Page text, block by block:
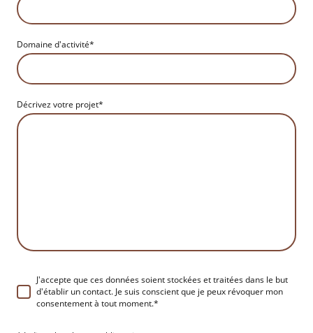
Domaine d'activité*
Décrivez votre projet*
J'accepte que ces données soient stockées et traitées dans le but
d'établir un contact. Je suis conscient que je peux révoquer mon
consentement à tout moment.*